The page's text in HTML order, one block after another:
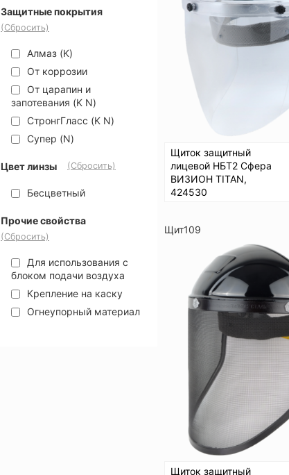
Защитные покрытия
(Сбросить)
Алмаз (K)
От коррозии
От царапин и
запотевания (K N)
СтронгГласс (K N)
Супер (N)
Цвет линзы (Сбросить)
Бесцветный
Прочие свойства
(Сбросить)
Для использования с
блоком подачи воздуха
Крепление на каску
Огнеупорный материал
Щиток защитный
лицевой НБТ2 Сфера
ВИЗИОН TITAN,
424530
Щит109
Щиток защитный